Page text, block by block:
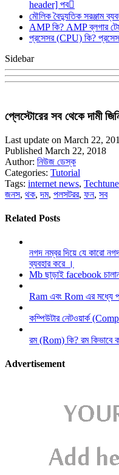
header] পব
মৌলিক বৈদ্যুতিক সরঞ্জাম
AMP কি? AMP ব্লগার
প্রসেসর (CPU) কি?
Sidebar
প্লেস্টোরের সব থেকে দামী
Last update on March 22,
Published March 22, 2018
Author: নিউজ ডেস্ক
Categories: Tutorial
Tags: internet news,
জনস, থক,দম, পলসটরর, ফন, সব
Related Posts
নগদ নম্বর দিয়ে যে কারো
ব্যবহার করে ।
Mb ছাড়াই facebook
Ram এবং Rom এর মধ্যে
কম্পিউটার নেটওয়ার্ক
রম (Rom) কি? রম কিভাবে
Advertisement